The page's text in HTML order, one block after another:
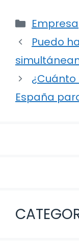
Empresa
Navegación
de
entradas
Puedo
España